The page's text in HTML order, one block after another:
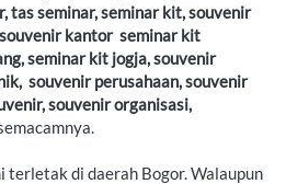
tas seminar, seminar kit, souvenir
kantor seminar kit
seminar kit jogja, souvenir
souvenir perusahaan, souvenir
souvenir organisasi,
terletak di daerah Bogor. Walaupun